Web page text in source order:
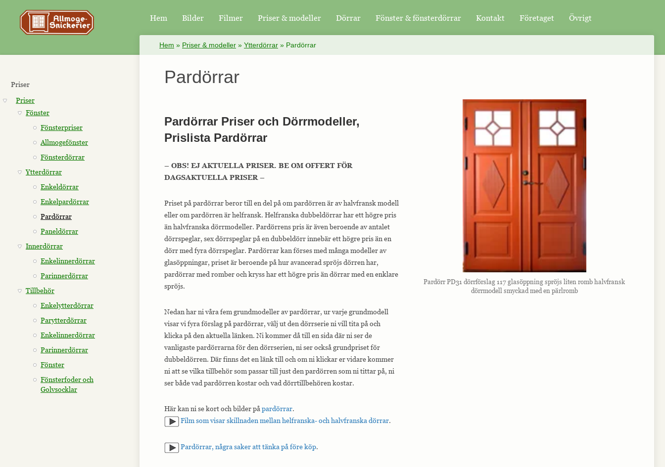
Hem Bilder Filmer Priser & modeller Dörrar Fönster & fönsterdörrar Kontakt Företaget Övrigt
Priser
Priser
Fönster
Fönsterpriser
Allmogefönster
Fönsterdörrar
Ytterdörrar
Enkeldörrar
Enkelpardörrar
Pardörrar
Paneldörrar
Innerdörrar
Enkelinnerdörrar
Parinnerdörrar
Tillbehör
Enkelytterdörrar
Parytterdörrar
Enkelinnerdörrar
Parinnerdörrar
Fönster
Fönsterfoder och
Golvsocklar
Hem » Priser & modeller » Ytterdörrar » Pardörrar
Pardörrar
Pardörrar Priser och Dörrmodeller,
Prislista Pardörrar
– OBS! EJ AKTUELLA PRISER. BE OM OFFERT FÖR
DAGSAKTUELLA PRISER –
Priset på pardörrar beror till en del på om pardörren är av halvfransk modell
eller om pardörren är helfransk. Helfranska dubbeldörrar har ett högre pris
än halvfranska dörrmodeller. Pardörrens pris är även beroende av antalet
dörrspeglar, sex dörrspeglar på en dubbeldörr innebär ett högre pris än en
dörr med fyra dörrspeglar. Pardörrar kan förses med många modeller av
glasöppningar, priset är beroende på hur avancerad spröjs dörren har,
pardörrar med romber och kryss har ett högre pris än dörrar med en enklare
spröjs.
Nedan har ni våra fem grundmodeller av pardörrar, ur varje grundmodell
visar vi fyra förslag på pardörrar, välj ut den dörrserie ni vill tita på och
klicka på den aktuella länken. Ni kommer då till en sida där ni ser de
vanligaste pardörrarna för den dörrserien, ni ser också grundpriset för
dubbeldörren. Där finns det en länk till och om ni klickar er vidare kommer
ni att se vilka tillbehör som passar till just den pardörren som ni tittar på, ni
ser både vad pardörren kostar och vad dörrtillbehören kostar.
Här kan ni se kort och bilder på pardörrar.
Film som visar skillnaden mellan helfranska- och halvfranska dörrar.
Pardörrar, några saker att tänka på före köp.
Pardörr PD31 dörrförslag 117 glasöppning spröjs liten romb halvfransk
dörrmodell smyckad med en pärlromb